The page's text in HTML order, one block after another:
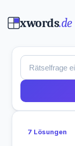
xwords.de
7 Lösungen